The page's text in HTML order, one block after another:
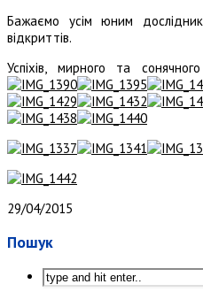
Бажаємо усім юним
відкриттів.
Успіхів, мирного та
29/04/2015
Пошук